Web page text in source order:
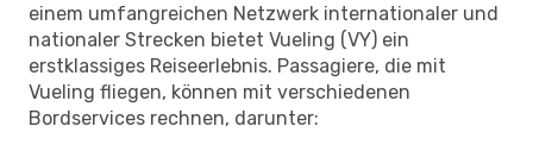
einem umfangreichen Netzwerk internationaler und
nationaler Strecken bietet Vueling (VY) ein
erstklassiges Reiseerlebnis. Passagiere, die mit
Vueling fliegen, können mit verschiedenen
Bordservices rechnen, darunter: